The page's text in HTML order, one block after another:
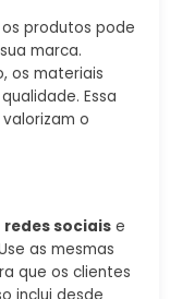
produtos pode
marca.
os materiais
Essa
o
redes sociais e
as mesmas
que os clientes